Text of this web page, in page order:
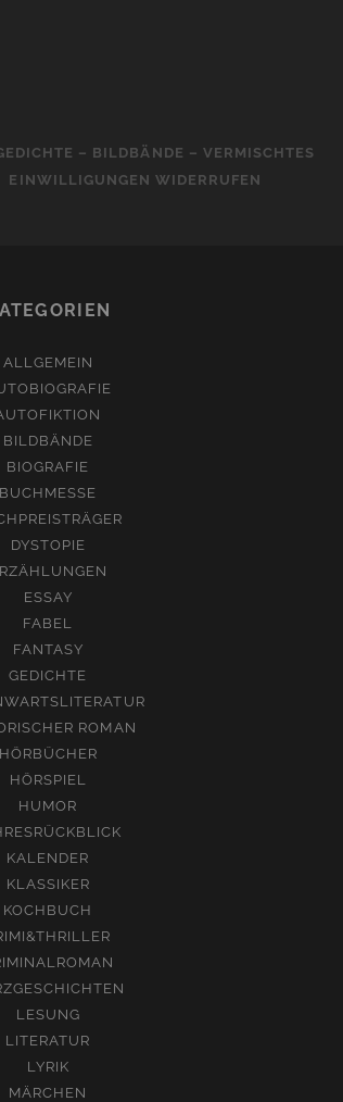
– BILDBÄNDE – VERMISCHTES
EINWILLIGUNGEN WIDERRUFEN
ALLGEMEIN
BILDBÄNDE
BIOGRAFIE
BUCHMESSE
DYSTOPIE
ESSAY
FABEL
FANTASY
GEDICHTE
ROMAN
HÖRBÜCHER
HÖRSPIEL
HUMOR
KALENDER
KLASSIKER
KOCHBUCH
LESUNG
LITERATUR
LYRIK
MÄRCHEN